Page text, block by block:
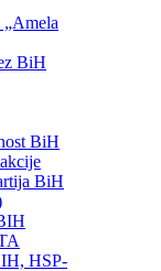
BiH
BiH
BiH
HSP-